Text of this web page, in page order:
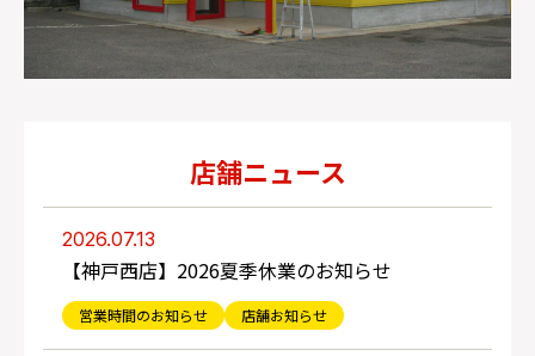
店舗ニュース
2026.07.13
【神戸西店】2026夏季休業のお知らせ
営業時間のお知らせ 店舗お知らせ